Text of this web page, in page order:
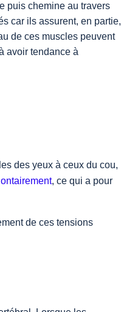
puis chemine au travers
car ils assurent, en partie,
de ces muscles peuvent
avoir tendance à
des yeux à ceux du cou,
, ce qui a pour
de ces tensions